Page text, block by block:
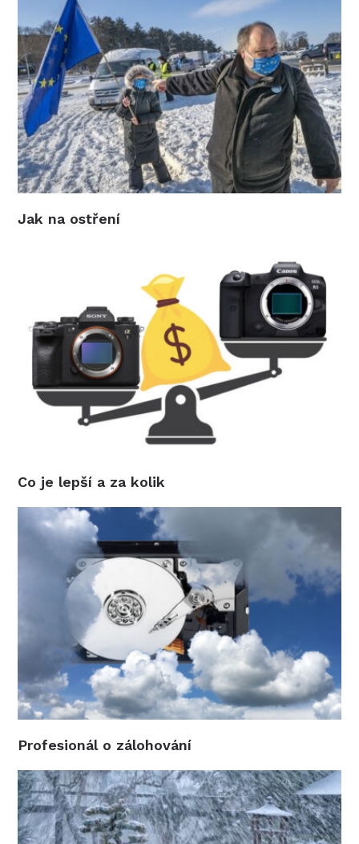
Jak na ostření
Co je lepší a za kolik
Profesionál o zálohování